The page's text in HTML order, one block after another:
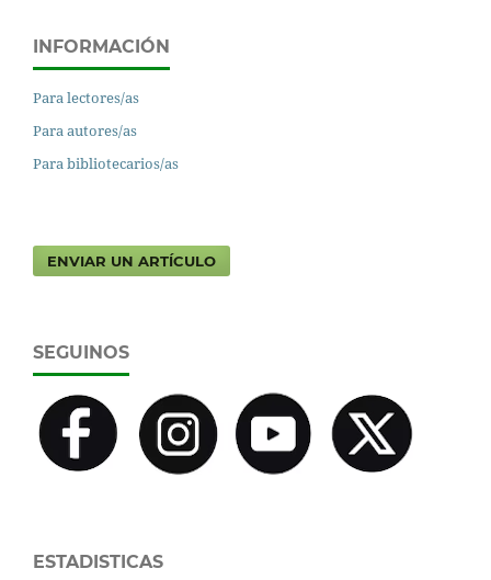
INFORMACIÓN
Para lectores/as
Para autores/as
Para bibliotecarios/as
ENVIAR UN ARTÍCULO
SEGUINOS
ESTADISTICAS